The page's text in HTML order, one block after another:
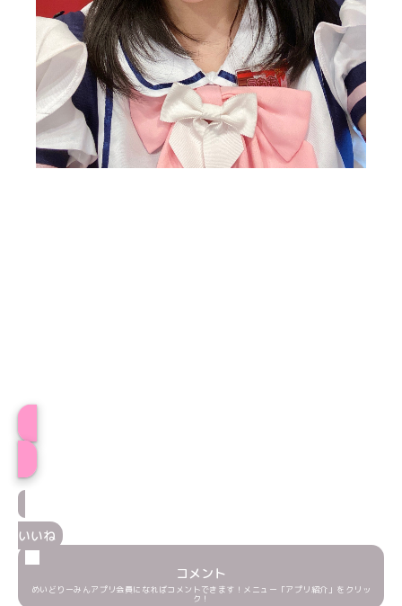
いいね
コメント
めいどりーみんアプリ会員になればコメントできます！メニュー「アプリ紹介」をクリッ
ク！